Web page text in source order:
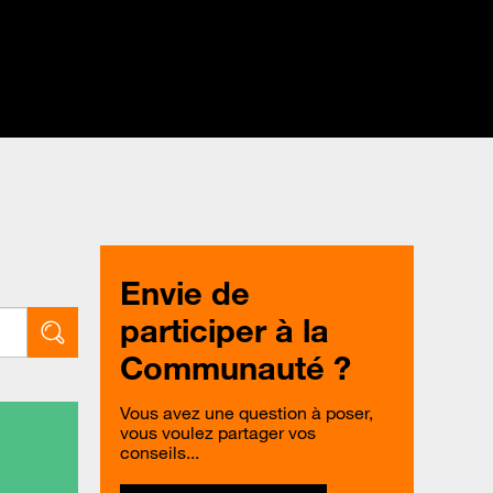
Envie de
participer à la
Communauté ?
Vous avez une question à poser,
vous voulez partager vos
conseils...